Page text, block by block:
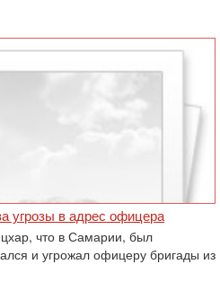
угрозы в адрес офицера
что в Самарии, был
и угрожал офицеру бригады из